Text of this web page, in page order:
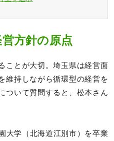
方針の原点
ことが大切。埼玉県は経営面
維持しながら循環型の経営を
ついて質問すると、松本さん
大学（北海道江別市）を卒業